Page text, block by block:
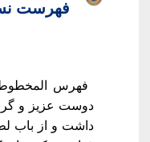
فهرست
دوست عزیز و
داشت و از باب